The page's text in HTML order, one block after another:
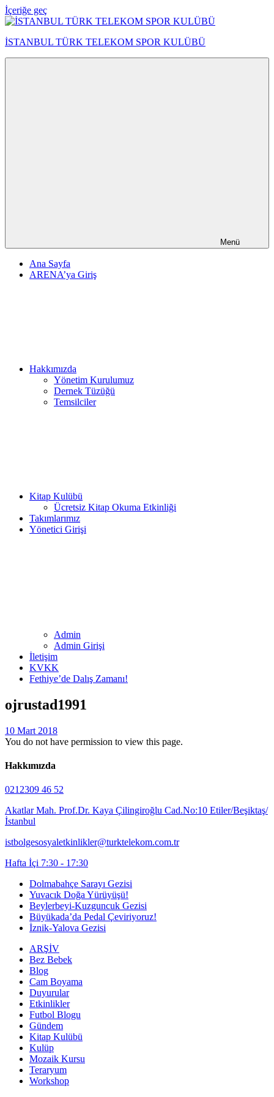
İçeriğe geç
İSTANBUL TÜRK TELEKOM SPOR KULÜBÜ
Menü
Ana Sayfa
ARENA’ya Giriş
Hakkımızda
Yönetim Kurulumuz
Dernek Tüzüğü
Temsilciler
Kitap Kulübü
Ücretsiz Kitap Okuma Etkinliği
Takımlarımız
Yönetici Girişi
Admin
Admin Girişi
İletişim
KVKK
Fethiye’de Dalış Zamanı!
ojrustad1991
10 Mart 2018
You do not have permission to view this page.
Hakkımızda
0212309 46 52
Akatlar Mah. Prof.Dr. Kaya Çilingiroğlu Cad.No:10 Etiler/Beşiktaş/
İstanbul
istbolgesosyaletkinlikler@turktelekom.com.tr
Hafta İçi 7:30 - 17:30
Dolmabahçe Sarayı Gezisi
Yuvacık Doğa Yürüyüşü!
Beylerbeyi-Kuzguncuk Gezisi
Büyükada’da Pedal Çeviriyoruz!
İznik-Yalova Gezisi
ARŞİV
Bez Bebek
Blog
Cam Boyama
Duyurular
Etkinlikler
Futbol Blogu
Gündem
Kitap Kulübü
Kulüp
Mozaik Kursu
Teraryum
Workshop